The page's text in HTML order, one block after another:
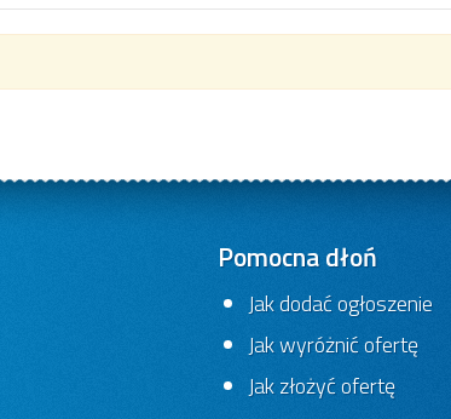
Pomocna dłoń
Jak dodać ogłoszenie
Jak wyróżnić ofertę
Jak złożyć ofertę